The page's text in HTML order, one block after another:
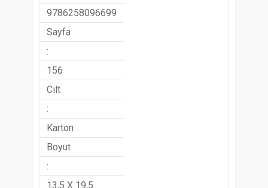
9786258096699
Sayfa
:
156
Cilt
:
Karton
Boyut
:
13,5 X 19,5